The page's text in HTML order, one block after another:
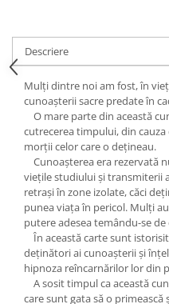
Viaţa de după moarte
Cristale
Supă de pui pentru suflet
Yoga
Oracol
Spiritualitate şi ştiinţă
Fără categorie
Cunoaștere
Descriere
Mulţi dintre noi am fost, în
cunoaşterii sacre predate în
O mare parte din această
cutrecerea timpului, din
morţii celor care o deţineau.
Cunoaşterea era rezervată
vieţile studiului şi transmiterii
retraşi în zone izolate, căci
punea viaţa în pericol. Mulţi
putere adesea temându-se
În această carte sunt
deţinători ai cunoaşterii şi
hipnoza reîncarnărilor lor din
A sosit timpul ca această
care sunt gata să o primească